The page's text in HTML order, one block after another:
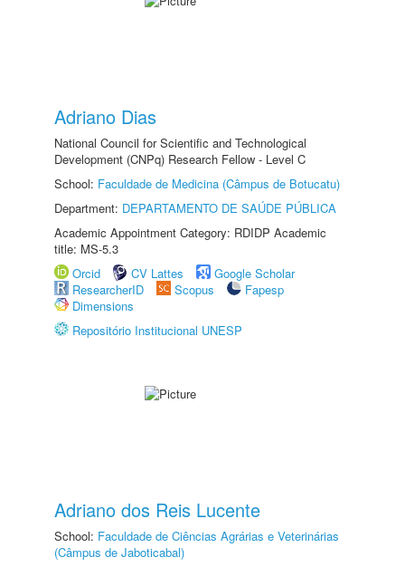
Adriano Dias
National Council for Scientific and Technological
Development (CNPq) Research Fellow - Level C
School: Faculdade de Medicina (Câmpus de Botucatu)
Department: DEPARTAMENTO DE SAÚDE PÚBLICA
Academic Appointment Category: RDIDP Academic
title: MS-5.3
Orcid
CV Lattes
Google Scholar
ResearcherID
Scopus
Fapesp
Dimensions
Repositório Institucional UNESP
Adriano dos Reis Lucente
School: Faculdade de Ciências Agrárias e Veterinárias
(Câmpus de Jaboticabal)